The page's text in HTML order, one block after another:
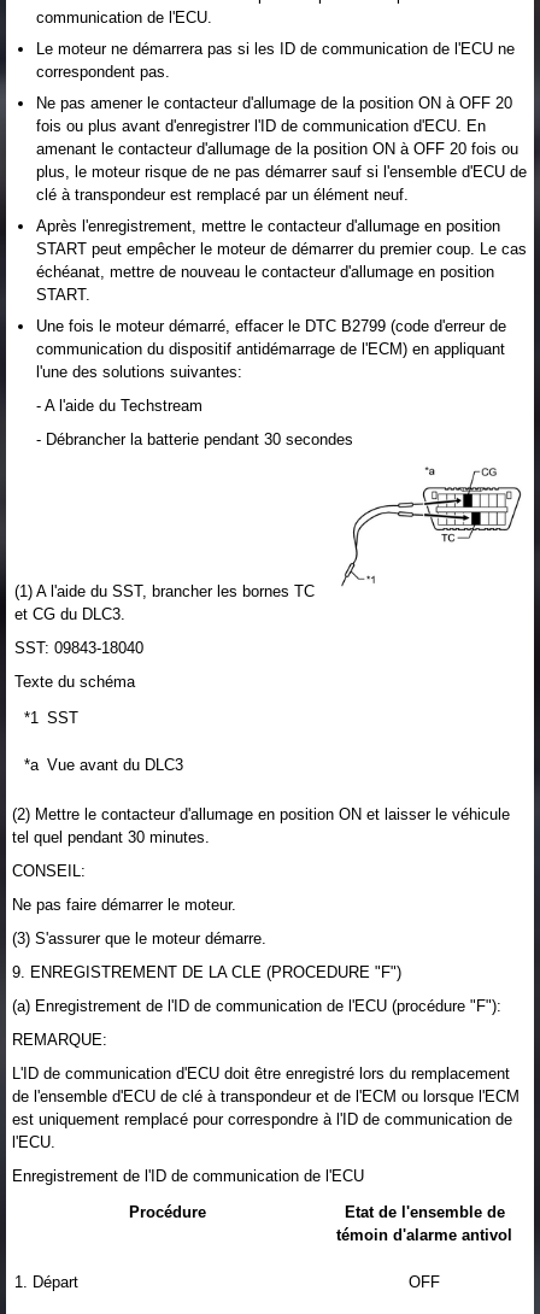
communication de l'ECU.
Le moteur ne démarrera pas si les ID de communication de l'ECU ne
correspondent pas.
Ne pas amener le contacteur d'allumage de la position ON à OFF 20
fois ou plus avant d'enregistrer l'ID de communication d'ECU. En
amenant le contacteur d'allumage de la position ON à OFF 20 fois ou
plus, le moteur risque de ne pas démarrer sauf si l'ensemble d'ECU de
clé à transpondeur est remplacé par un élément neuf.
Après l'enregistrement, mettre le contacteur d'allumage en position
START peut empêcher le moteur de démarrer du premier coup. Le cas
échéanat, mettre de nouveau le contacteur d'allumage en position
START.
Une fois le moteur démarré, effacer le DTC B2799 (code d'erreur de
communication du dispositif antidémarrage de l'ECM) en appliquant
l'une des solutions suivantes:
- A l'aide du Techstream
- Débrancher la batterie pendant 30 secondes
(1) A l'aide du SST, brancher les bornes TC
et CG du DLC3.
SST: 09843-18040
Texte du schéma
*1 SST
*a Vue avant du DLC3
(2) Mettre le contacteur d'allumage en position ON et laisser le véhicule
tel quel pendant 30 minutes.
CONSEIL:
Ne pas faire démarrer le moteur.
(3) S'assurer que le moteur démarre.
9. ENREGISTREMENT DE LA CLE (PROCEDURE "F")
(a) Enregistrement de l'ID de communication de l'ECU (procédure "F"):
REMARQUE:
L'ID de communication d'ECU doit être enregistré lors du remplacement
de l'ensemble d'ECU de clé à transpondeur et de l'ECM ou lorsque l'ECM
est uniquement remplacé pour correspondre à l'ID de communication de
l'ECU.
Enregistrement de l'ID de communication de l'ECU
Procédure
Etat de l'ensemble de
témoin d'alarme antivol
1. Départ OFF